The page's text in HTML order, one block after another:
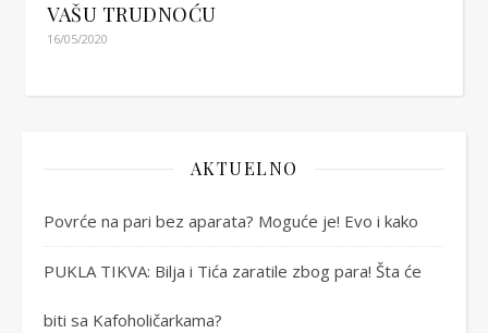
VAŠU TRUDNOĆU
16/05/2020
AKTUELNO
Povrće na pari bez aparata? Moguće je! Evo i kako
PUKLA TIKVA: Bilja i Tića zaratile zbog para! Šta će
biti sa Kafoholičarkama?